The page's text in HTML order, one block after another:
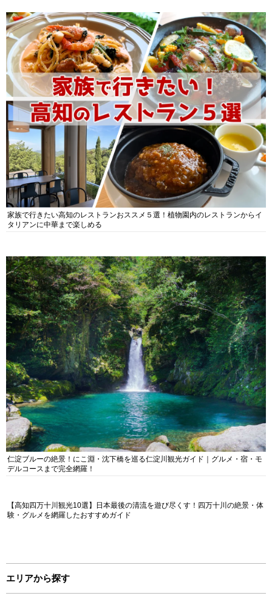
家族で行きたい高知のレストランおススメ５選！植物園内のレストランからイ
タリアンに中華まで楽しめる
仁淀ブルーの絶景！にこ淵・沈下橋を巡る仁淀川観光ガイド｜グルメ・宿・モ
デルコースまで完全網羅！
【高知四万十川観光10選】日本最後の清流を遊び尽くす！四万十川の絶景・体
験・グルメを網羅したおすすめガイド
エリアから探す